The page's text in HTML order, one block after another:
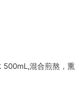
混合煎熬，熏